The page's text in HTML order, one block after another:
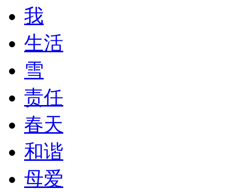
我
生活
雪
责任
春天
和谐
母爱